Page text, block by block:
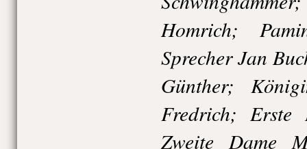
Homrich;
Sprecher Jan
Günther;
Fredrich; Erste
Zweite Dame